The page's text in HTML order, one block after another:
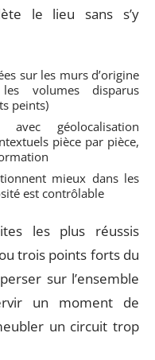
le lieu sans s’y
sur les murs d’origine
volumes disparus
peints)
géolocalisation
pièce par pièce,
mieux dans les
est contrôlable
les plus réussis
trois points forts du
sur l’ensemble
un moment de
un circuit trop